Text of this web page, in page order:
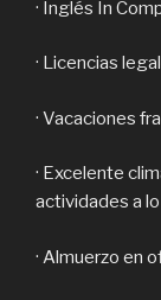
· Inglés In
· Licencias
· Vacaciones
· Excelente
actividades a
· Almuerzo en